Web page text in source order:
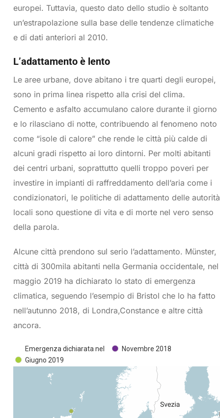
europei. Tuttavia, questo dato dello studio è soltanto
un’estrapolazione sulla base delle tendenze climatiche
e di dati anteriori al 2010.
L’adattamento è lento
Le aree urbane, dove abitano i tre quarti degli europei,
sono in prima linea rispetto alla crisi del clima.
Cemento e asfalto accumulano calore durante il giorno
e lo rilasciano di notte, contribuendo al fenomeno noto
come “isole di calore” che rende le città più calde di
alcuni gradi rispetto ai loro dintorni. Per molti abitanti
dei centri urbani, soprattutto quelli troppo poveri per
investire in impianti di raffreddamento dell’aria come i
condizionatori, le politiche di adattamento delle autorità
locali sono questione di vita e di morte nel vero senso
della parola.
Alcune città prendono sul serio l’adattamento. Münster,
città di 300mila abitanti nella Germania occidentale, nel
maggio 2019 ha dichiarato lo stato di emergenza
climatica, seguendo l’esempio di Bristol che lo ha fatto
nell’autunno 2018, di Londra,Constance e altre città
ancora.